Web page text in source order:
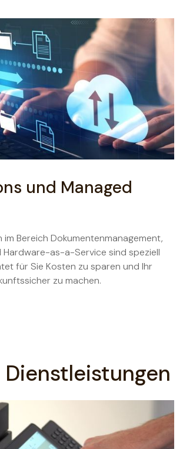
und Managed
im Bereich Dokumentenmanagement,
Hardware-as-a-Service sind speziell
für Sie Kosten zu sparen und Ihr
zu machen.
Dienstleistungen